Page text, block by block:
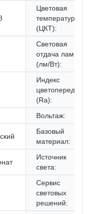
Цветовая
температура
(ЦКТ):
Световая
отдача лампы
(лм/Вт):
Индекс
цветопередачи
(Ra):
Вольтаж:
Базовый
материал:
Источник
света:
Сервис
световых
решений: